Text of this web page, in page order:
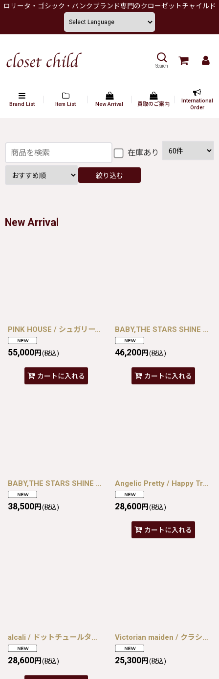
ロリータ・ゴシック・パンクブランド専門のクローゼットチャイルド
Search
Brand List Item List New Arrival 買取のご案内
International
Order
在庫あり
絞り込む
New Arrival
PINK HOUSE / シュガリースイーツラビットプリントワンピース 黒 I-26-08-07-075-LO-OP-TE-ZI
55,000円 (税込)
カートに入れる
BABY,THE STARS SHINE BRIGHT / キュ・ド・パリジャンパースカート エンジ I-26-08-07-074-BA-OP-TE-ZI
46,200円 (税込)
カートに入れる
BABY,THE STARS SHINE BRIGHT / Spring Gardenワンピース 白 I-26-08-07-073-BA-OP-TE-ZI
38,500円 (税込)
Angelic Pretty / Happy Treat Party Cafeスカート パープル I-26-08-07-072-AP-SK-TE-ZI
28,600円 (税込)
カートに入れる
alcali / ドットチュールタブリエ サックス I-26-08-07-077-LO-OP-SA-ZI
28,600円 (税込)
Victorian maiden / クラシカルレースドールハット クリーム I-26-08-07-115-CL-AC-TE-ZI
25,300円 (税込)